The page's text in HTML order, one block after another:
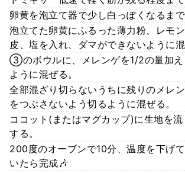
卵黄を泡立て器で少し白っぽくなるまで
泡立てた卵黄にふるった薄力粉、レモ
皮、塩を入れ、ダマができないように
③のボウルに、メレンゲを1/2の量加え
ように混ぜる。
全部混ざり切らないうちに残りのメレ
をつぶさないよう切るように混ぜる。
ココット(またはマグカップ)に生地を
する。
200度のオーブンで10分、温度を下げ
いたら完成🎶